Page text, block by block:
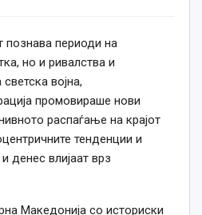
познава периоди на
но и ривалства и
војна,
промовираше нови
распаѓање на крајот
тенденции и
денес влијаат врз
Македонија со историски